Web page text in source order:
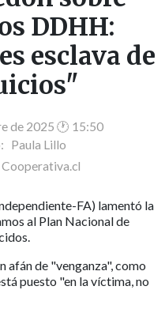
DDHH:
esclava de
de 2025 🕐 15:50
Paula Lillo
Cooperativa.cl
FA) lamentó la
al Plan Nacional de
afán de "venganza", como
puesto "en la víctima, no